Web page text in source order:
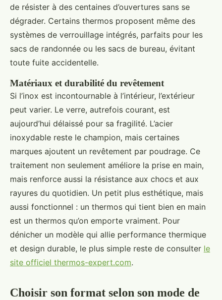
de résister à des centaines d’ouvertures sans se
dégrader. Certains thermos proposent même des
systèmes de verrouillage intégrés, parfaits pour les
sacs de randonnée ou les sacs de bureau, évitant
toute fuite accidentelle.
Matériaux et durabilité du revêtement
Si l’inox est incontournable à l’intérieur, l’extérieur
peut varier. Le verre, autrefois courant, est
aujourd’hui délaissé pour sa fragilité. L’acier
inoxydable reste le champion, mais certaines
marques ajoutent un revêtement par poudrage. Ce
traitement non seulement améliore la prise en main,
mais renforce aussi la résistance aux chocs et aux
rayures du quotidien. Un petit plus esthétique, mais
aussi fonctionnel : un thermos qui tient bien en main
est un thermos qu’on emporte vraiment. Pour
dénicher un modèle qui allie performance thermique
et design durable, le plus simple reste de consulter le
site officiel thermos-expert.com.
Choisir son format selon son mode de